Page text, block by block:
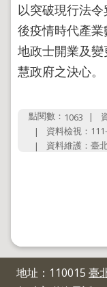
主
題
專
區
網
站
以突破現行法
後疫情時代產
地政士開業及
慧政府之決心。
點閱數： 1063
資料檢視：
資料維護：臺
地址：110015 臺